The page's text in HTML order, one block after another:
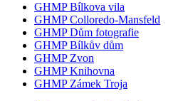
GHMP Bílkova vila
GHMP Colloredo-Mansfeld
GHMP Dům fotografie
GHMP Bílkův dům
GHMP Zvon
GHMP Knihovna
GHMP Zámek Troja